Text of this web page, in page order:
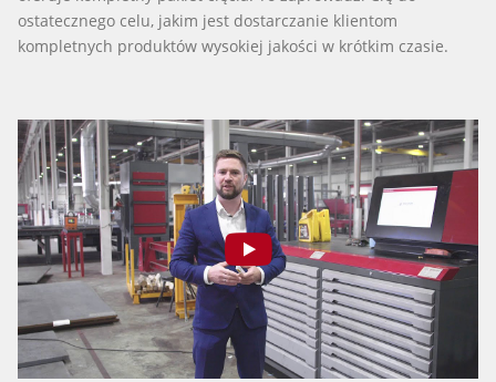
ostatecznego celu, jakim jest dostarczanie klientom
kompletnych produktów wysokiej jakości w krótkim czasie.